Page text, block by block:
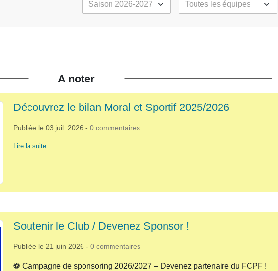
A noter
Découvrez le bilan Moral et Sportif 2025/2026
Publiée le 03 juil. 2026 - 0 commentaires
Lire la suite
Soutenir le Club / Devenez Sponsor !
Publiée le 21 juin 2026 - 0 commentaires
⚽️ Campagne de sponsoring 2026/2027 – Devenez partenaire du FCPF !